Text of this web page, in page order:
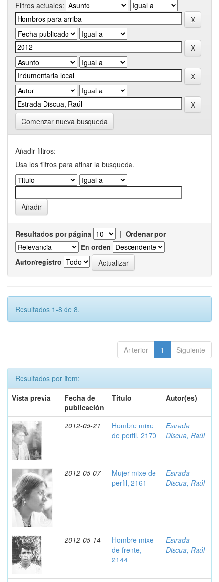
Filtros actuales:
Comenzar nueva busqueda
Añadir filtros:
Usa los filtros para afinar la busqueda.
Resultados por página | Ordenar por
En orden
Autor/registro
Resultados 1-8 de 8.
Anterior 1 Siguiente
Resultados por ítem:
Vista previa
Fecha de
publicación
Título Autor(es)
2012-05-21
Hombre mixe
de perfil, 2170
Estrada
Discua, Raúl
2012-05-07
Mujer mixe de
perfil, 2161
Estrada
Discua, Raúl
2012-05-14
Hombre mixe
de frente,
2144
Estrada
Discua, Raúl